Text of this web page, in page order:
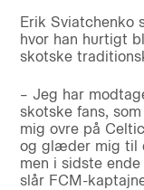
Erik Sviatchenko
hvor han hurtigt
skotske
– Jeg har
skotske fans,
mig ovre på
og glæder mig til
men i sidste
slår FCM-